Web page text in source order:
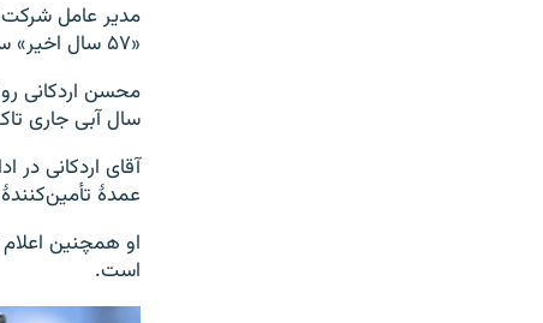
مدیر عامل
«۵۷ سال اخیر» سابقه نداشته است.
سال آبی جاری تاکنون،
آقای اردکانی در
عمدهٔ
است.